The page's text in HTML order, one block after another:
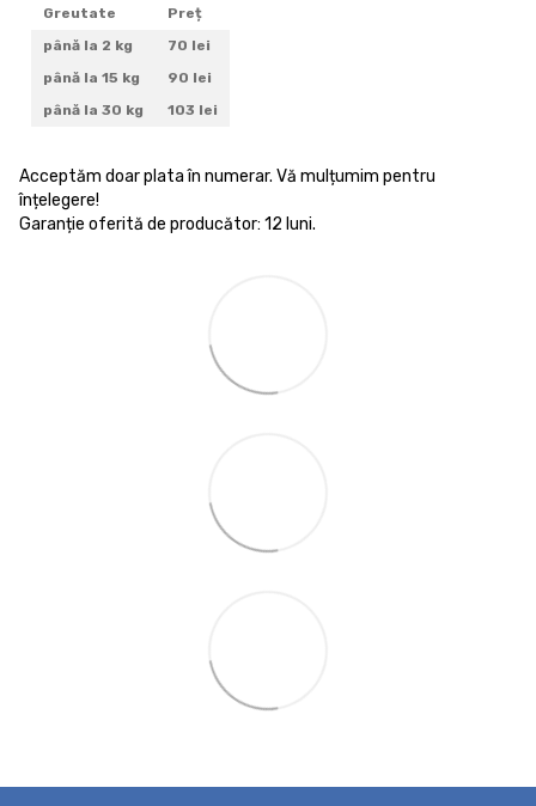
Greutate
Preț
până la 2 kg
70 lei
până la 15 kg
90 lei
până la 30 kg
103 lei
Acceptăm doar plata în numerar. Vă mulțumim pentru
înțelegere!
Garanție oferită de producător: 12 luni.